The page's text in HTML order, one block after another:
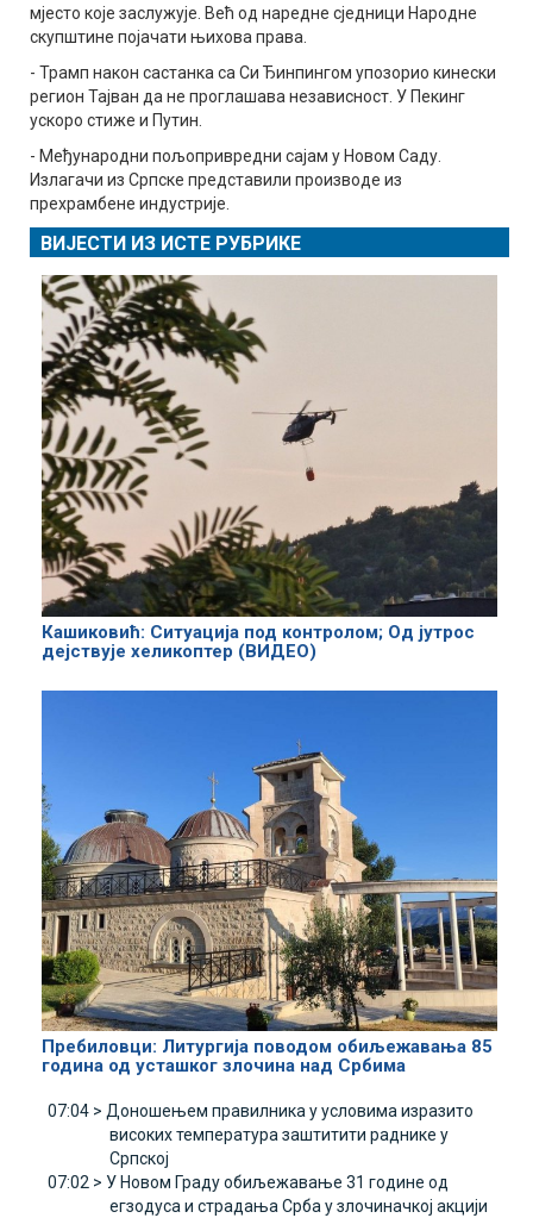
мјесто које заслужује. Већ од наредне сједници Народне
скупштине појачати њихова права.
- Трамп након састанка са Си Ђинпингом упозорио кинески
регион Тајван да не проглашава независност. У Пекинг
ускоро стиже и Путин.
- Међународни пољопривредни сајам у Новом Саду.
Излагачи из Српске представили производе из
прехрамбене индустрије.
ВИЈЕСТИ ИЗ ИСТЕ РУБРИКЕ
Кашиковић: Ситуација под контролом; Од јутрос
дејствује хеликоптер (ВИДЕО)
Пребиловци: Литургија поводом обиљежавања 85
година од усташког злочина над Србима
07:04 > Доношењем правилника у условима изразито
високих температура заштитити раднике у
Српској
07:02 > У Новом Граду обиљежавање 31 године од
егзодуса и страдања Срба у злочиначкој акцији